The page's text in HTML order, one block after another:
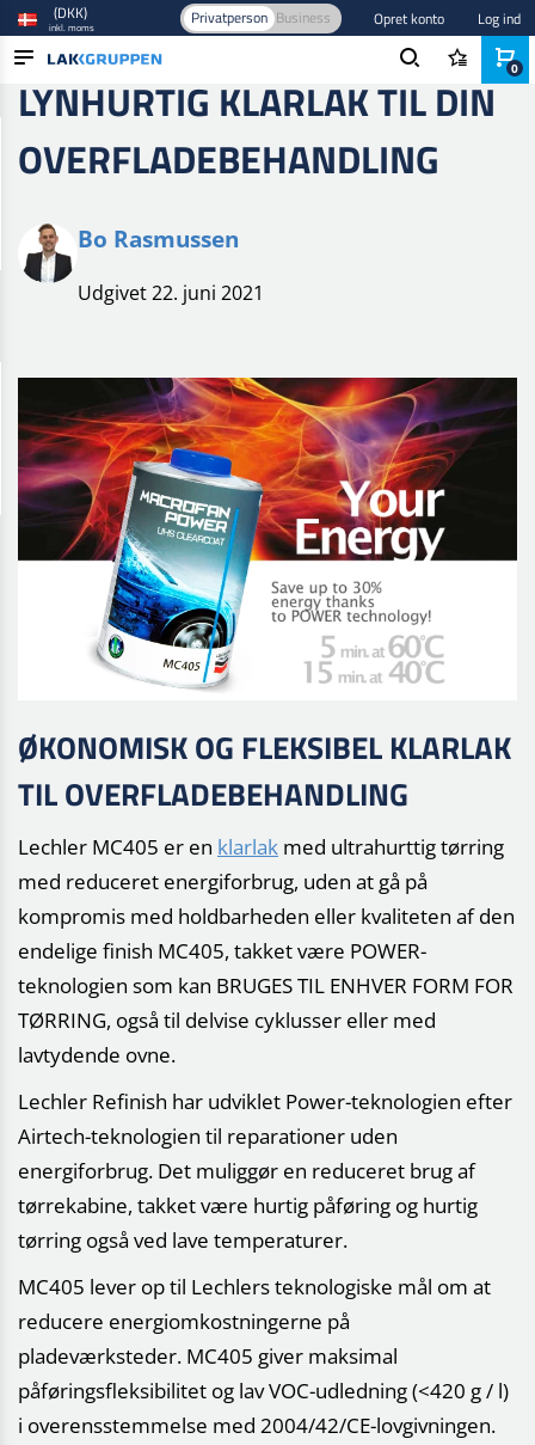
PRODUKTER
BRANCHER
BLOG
(DKK)
inkl. moms Privatperson Business Opret konto Log ind
LYNHURTIG KLARLAK TIL DIN
OVERFLADEBEHANDLING
Bo Rasmussen
Udgivet 22. juni 2021
ØKONOMISK OG FLEKSIBEL KLARLAK
TIL OVERFLADEBEHANDLING
Lechler MC405 er en klarlak med ultrahurttig tørring
med reduceret energiforbrug, uden at gå på
kompromis med holdbarheden eller kvaliteten af den
endelige finish MC405, takket være POWER-
teknologien som kan BRUGES TIL ENHVER FORM FOR
TØRRING, også til delvise cyklusser eller med
lavtydende ovne.
Lechler Refinish har udviklet Power-teknologien efter
Airtech-teknologien til reparationer uden
energiforbrug. Det muliggør en reduceret brug af
tørrekabine, takket være hurtig påføring og hurtig
tørring også ved lave temperaturer.
MC405 lever op til Lechlers teknologiske mål om at
reducere energiomkostningerne på
pladeværksteder. MC405 giver maksimal
påføringsfleksibilitet og lav VOC-udledning (<420 g / l)
i overensstemmelse med 2004/42/CE-lovgivningen.
0